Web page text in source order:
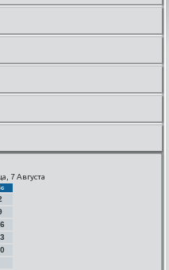
7 Августа